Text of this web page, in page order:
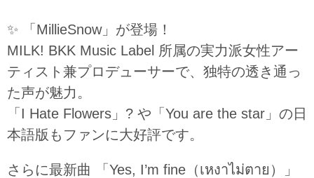
✨ 「MillieSnow」が登場！
MILK! BKK Music Label 所属の実力派女性アー
ティスト兼プロデューサーで、独特の透き通っ
た声が魅力。
「I Hate Flowers」? や「You are the star」の日
本語版もファンに大好評です。
さらに最新曲 「Yes, I’m fine（เหงาไม่ตาย）」